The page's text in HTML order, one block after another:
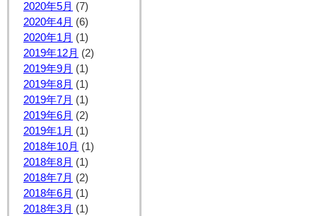
2020年5月 (7)
2020年4月 (6)
2020年1月 (1)
2019年12月 (2)
2019年9月 (1)
2019年8月 (1)
2019年7月 (1)
2019年6月 (2)
2019年1月 (1)
2018年10月 (1)
2018年8月 (1)
2018年7月 (2)
2018年6月 (1)
2018年3月 (1)